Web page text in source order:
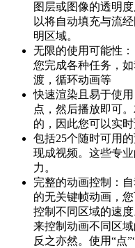
图层或图像的透明
以将自动填充与流
明区域。
无限的使用可能性
您完成各种任务，
渡，循环动画等
快速渲染且易于使
点，然后播放即可
的，因此您可以实
包括25个随时可用
现成视频。这些专
力。
完整的动画控制：
的无关键帧动画，
控制不同区域的速
来控制动画不同区
反之亦然。使用“点